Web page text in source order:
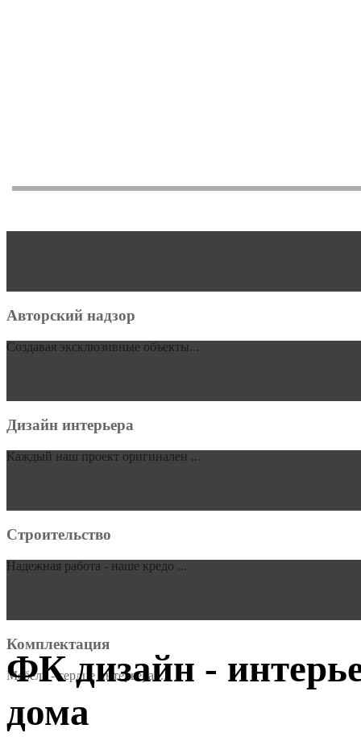
Авторский надзор
Cоздавая эксклюзивные объекты...
Дизайн интерьера
Каждый наш проект оригинален ...
Строительство
Надежная работа - наше кредо ...
Комплектация
Мебель - сердце интерьера, ...
ФК дизайн -
дома